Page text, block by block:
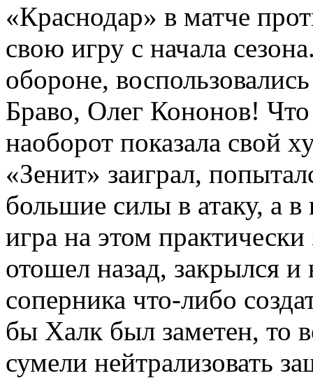
«Краснодар» в матче
свою игру с начала
обороне,
Браво, Олег Кононов! Что
наоборот показала свой
«Зенит» заиграл,
большие силы в атаку, а
игра на этом
отошел назад, закрылся
соперника что-либо
бы Халк был заметен, то
сумели нейтрализовать